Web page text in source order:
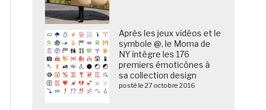
Après les jeux vidéos et le
symbole @, le Moma de
NY intègre les 176
premiers émoticônes à
sa collection design
posté le 27 octobre 2016